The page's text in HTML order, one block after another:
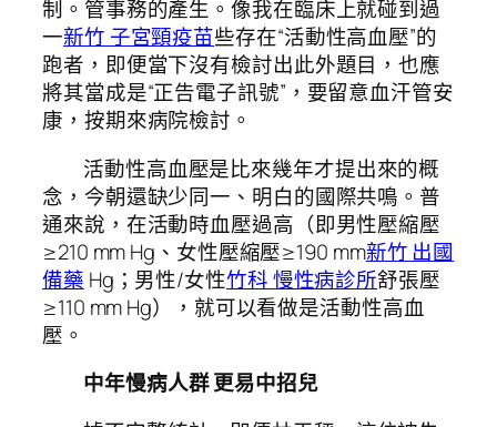
制。管事務的產生。像我在臨床上就碰到過
一新竹 子宮頸疫苗些存在“活動性高血壓”的
跑者，即便當下沒有檢討出此外題目，也應
將其當成是“正告電子訊號”，要留意血汗管安
康，按期來病院檢討。
活動性高血壓是比來幾年才提出來的概
念，今朝還缺少同一、明白的國際共鳴。普
通來說，在活動時血壓過高（即男性壓縮壓
≥210 mm Hg、女性壓縮壓≥190 mm新竹 出國
備藥 Hg；男性/女性竹科 慢性病診所舒張壓
≥110 mm Hg），就可以看做是活動性高血
壓。
中年慢病人群 更易中招兒